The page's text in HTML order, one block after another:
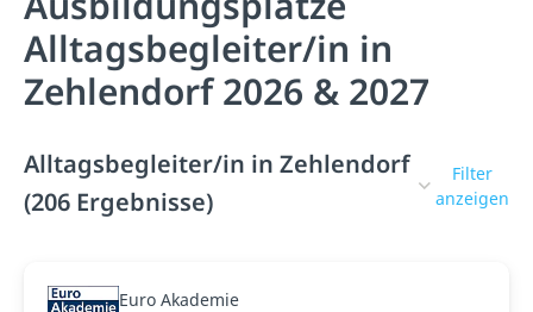
Alltagsbegleiter/in in
Zehlendorf 2026 & 2027
Alltagsbegleiter/in in Zehlendorf
(206 Ergebnisse)
Filter
anzeigen
Euro Akademie